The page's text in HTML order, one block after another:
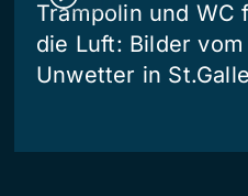
Trampolin und WC
die Luft: Bilder
Unwetter in